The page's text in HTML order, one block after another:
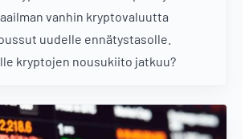
vanhin kryptovaluutta
uudelle ennätystasolle.
kryptojen nousukiito jatkuu?